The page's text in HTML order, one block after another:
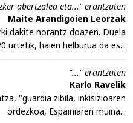
abertzalea eta..." erantzuten
Maite Arandigoien Leorzak
dakite norantz doazen. Duela
urtetik, haien helburua da es...
"..." erantzuten
Karlo Ravelik
"guardia zibila, inkisizioaren
ordezkoa, Espainiaren muina...